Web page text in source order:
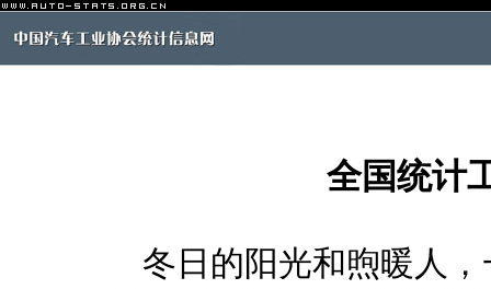
全国统计
冬日的阳光和煦暖人，